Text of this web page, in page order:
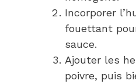
Incorporer
fouettant
sauce.
Ajouter les
poivre, puis